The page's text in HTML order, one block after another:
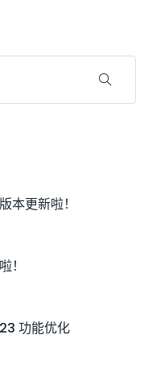
本更新啦！
！
功能优化